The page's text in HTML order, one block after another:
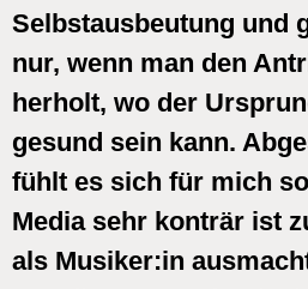
Selbstausbeutung und
nur, wenn man den
herholt, wo der
gesund sein kann.
fühlt es sich für mich
Media sehr konträr ist
als Musiker:in